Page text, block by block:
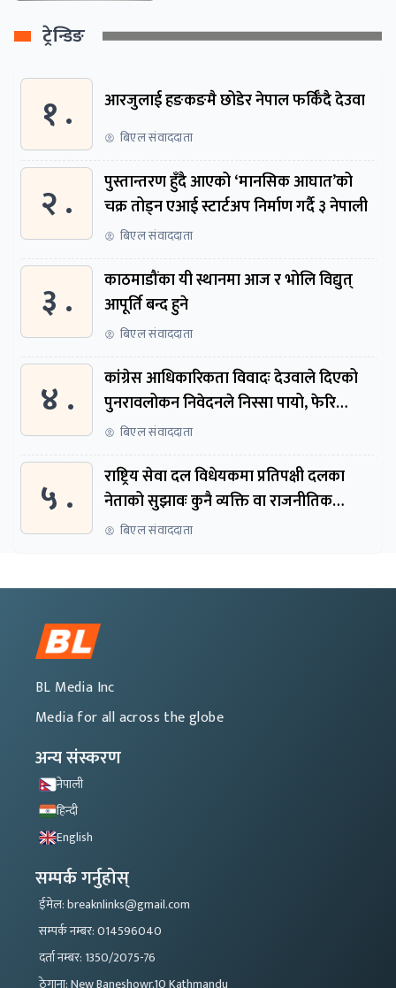
ट्रेन्डिङ
१ . आरजुलाई हङकङमै छोडेर नेपाल फर्किँदै देउवा
बिएल संवाददाता
२ .
पुस्तान्तरण हुँदै आएको ‘मानसिक आघात’को
चक्र तोड्न एआई स्टार्टअप निर्माण गर्दै ३ नेपाली
बिएल संवाददाता
३ .
काठमाडौंका यी स्थानमा आज र भोलि विद्युत्
आपूर्ति बन्द हुने
बिएल संवाददाता
४ .
कांग्रेस आधिकारिकता विवादः देउवाले दिएको
पुनरावलोकन निवेदनले निस्सा पायो, फेरि
सुरुदेखि सुनुवाइ हुने
बिएल संवाददाता
५ .
राष्ट्रिय सेवा दल विधेयकमा प्रतिपक्षी दलका
नेताको सुझावः कुनै व्यक्ति वा राजनीतिक
नेतृत्वबाट निर्देशित हुने संस्था नबनोस्
बिएल संवाददाता
BL Media Inc
Media for all across the globe
अन्य संस्करण
नेपाली
हिन्दी
English
सम्पर्क गर्नुहोस्
ईमेल: breaknlinks@gmail.com
सम्पर्क नम्बर: 014596040
दर्ता नम्बर: 1350/2075-76